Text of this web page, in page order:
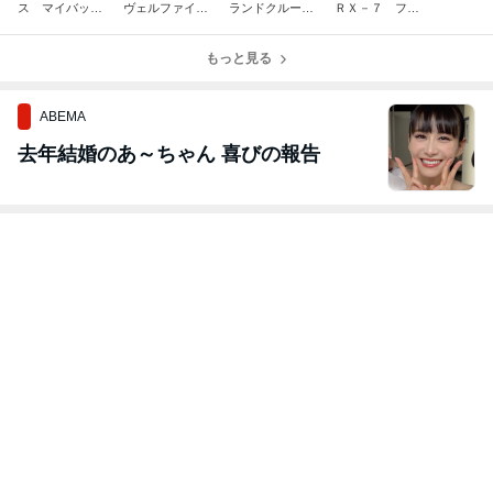
ス マイバッ
ヴェルファイ
ランドクルーザ
ど
ＲＸ－７ フィ
もっと見る
ABEMA
去年結婚のあ～ちゃん 喜びの報告